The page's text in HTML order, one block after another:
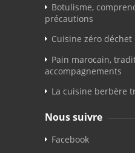
Botulisme,
précautions
Cuisine zéro déchet
Pain marocain,
accompagnements
La cuisine berbère
Nous suivre
Facebook